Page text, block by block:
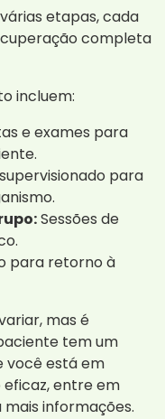
etapas, cada
completa
incluem:
e exames para
para
Sessões de
para retorno à
mas é
tem um
você está em
entre em
informações.